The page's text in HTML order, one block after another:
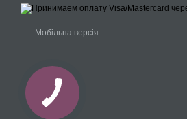
Мобільна версія